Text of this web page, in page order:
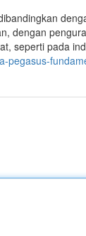
dengan
seperti pada
pegasus-